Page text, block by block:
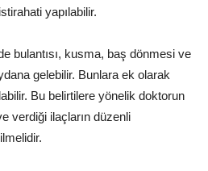
yapılabilir.
bulantısı, kusma, baş dönmesi ve
gelebilir. Bunlara ek olarak
Bu belirtilere yönelik doktorun
verdiği ilaçların düzenli